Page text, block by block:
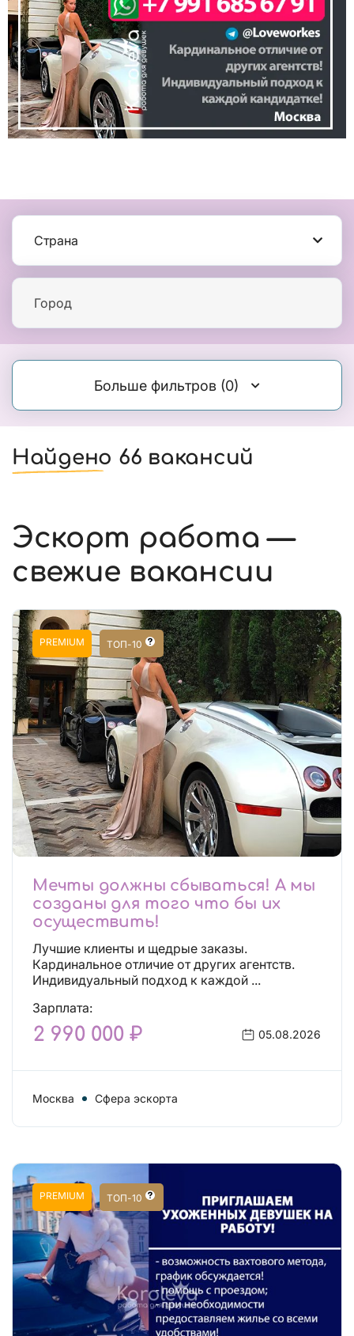
Страна
Город
Больше фильтров (0)
Найдено 66 вакансий
Эскорт работа —
свежие вакансии
PREMIUM ТОП-10
Мечты должны сбываться! А мы
созданы для того что бы их
осуществить!
Лучшие клиенты и щедрые заказы.
Кардинальное отличие от других агентств.
Индивидуальный подход к каждой ...
Зарплата:
2 990 000 ₽ 05.08.2026
Москва Сфера эскорта
PREMIUM ТОП-10